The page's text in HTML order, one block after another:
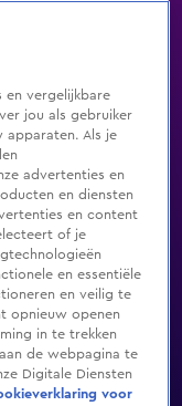
Genres
De Bondgenoten
en vergelijkbare
jou als gebruiker
apparaten. Als je
advertenties en
en diensten
en content
of je
en essentiële
en veilig te
opnieuw openen
in te trekken
de webpagina te
Digitale Diensten
voor